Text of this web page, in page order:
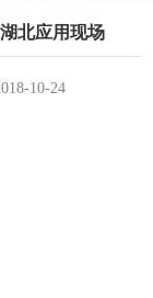
北应用现场
10-24